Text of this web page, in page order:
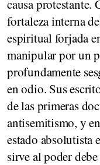
causa protestante.
fortaleza interna
espiritual forjada
manipular por un
profundamente
en odio. Sus
de las primeras
antisemitismo, y
estado absolutista
sirve al poder